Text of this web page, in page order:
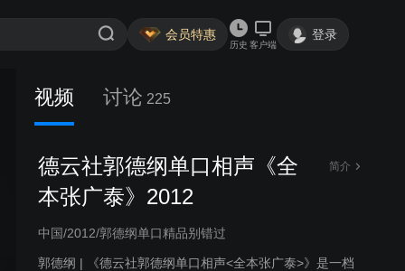
会员特惠
历史 客户端
登录
视频 讨论 225
德云社郭德纲单口相声《全
本张广泰》2012
简介
中国/2012/郭德纲单口精品别错过
郭德纲 | 《德云社郭德纲单口相声<全本张广泰>》是一档